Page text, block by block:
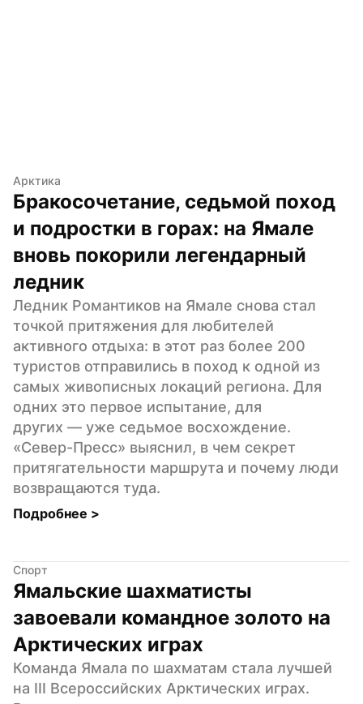
Арктика
Бракосочетание, седьмой поход
и подростки в горах: на Ямале
вновь покорили легендарный
ледник
Ледник Романтиков на Ямале снова стал
точкой притяжения для любителей
активного отдыха: в этот раз более 200
туристов отправились в поход к одной из
самых живописных локаций региона. Для
одних это первое испытание, для
других — уже седьмое восхождение.
«Север-Пресс» выяснил, в чем секрет
притягательности маршрута и почему люди
возвращаются туда.
Подробнее >
Спорт
Ямальские шахматисты
завоевали командное золото на
Арктических играх
Команда Ямала по шахматам стала лучшей
на III Всероссийских Арктических играх.